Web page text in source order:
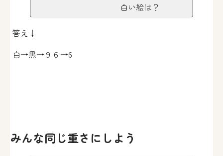
白い絵は？
答え↓
白→黒→９６→6
みんな同じ重さにしよう